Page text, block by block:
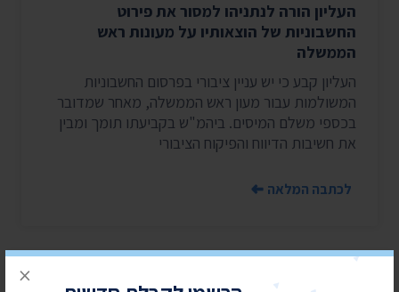
×
העליון הורה לנתניהו למסור את פירוט
החשבוניות של הוצאותיו על מעונות ראש
הממשלה
העליון קבע כי יש עניין ציבורי בפרסום החשבוניות
המשולמות עבור מעון ראש הממשלה, מאחר שמדובר
בכספי משלם המיסים. ביהמ"ש בקביעתו תומך ומבין
את חשיבות הדיווח והפיקוח הציבורי
לכתבה המלאה
העמוד הקודם